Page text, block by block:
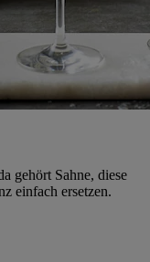
gehört Sahne, diese
einfach ersetzen.